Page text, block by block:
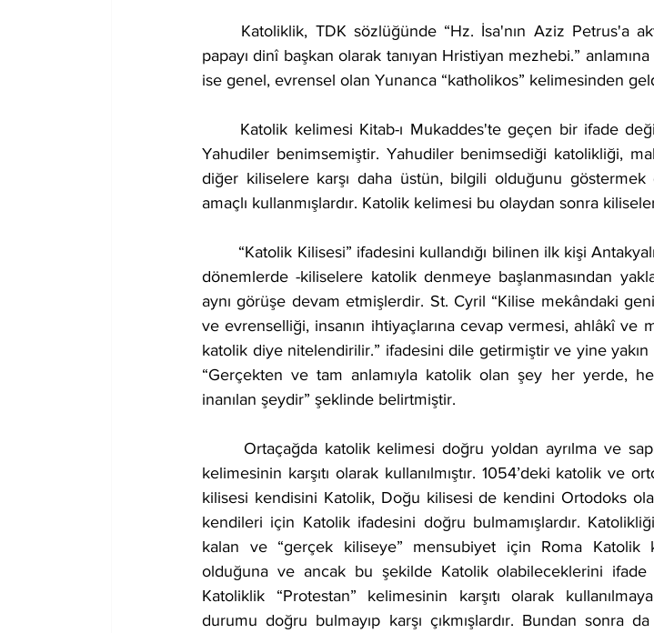
papayı dinî başkan olarak tanıyan Hristiyan mezhebi.”
ise genel, evrensel olan Yunanca “katholikos” kelimesinden
Yahudiler benimsemiştir. Yahudiler benimsediği katolikliği,
diğer kiliselere karşı daha üstün, bilgili olduğunu
amaçlı kullanmışlardır. Katolik kelimesi bu olaydan sonra
dönemlerde -kiliselere katolik denmeye başlanmasından
aynı görüşe devam etmişlerdir. St. Cyril “Kilise mekândaki
ve evrenselliği, insanın ihtiyaçlarına cevap vermesi, ahlâkî ve
katolik diye nitelendirilir.” ifadesini dile getirmiştir ve yine
“Gerçekten ve tam anlamıyla katolik olan şey her yerde,
inanılan şeydir” şeklinde belirtmiştir.
kelimesinin karşıtı olarak kullanılmıştır. 1054’deki katolik ve
kilisesi kendisini Katolik, Doğu kilisesi de kendini Ortodoks
kendileri için Katolik ifadesini doğru bulmamışlardır.
kalan ve “gerçek kiliseye” mensubiyet için Roma Katolik
olduğuna ve ancak bu şekilde Katolik olabileceklerini
Katoliklik “Protestan” kelimesinin karşıtı olarak
durumu doğru bulmayıp karşı çıkmışlardır. Bundan sonra